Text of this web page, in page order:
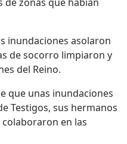
inundaciones asolaron
de socorro limpiaron y
del Reino.
que unas inundaciones
Testigos, sus hermanos
colaboraron en las